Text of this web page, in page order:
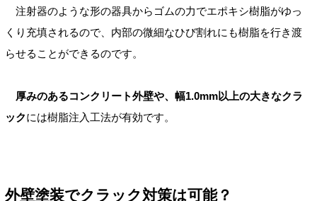
注射器のような形の器具からゴムの力でエポキシ樹脂がゆっ
くり充填されるので、内部の微細なひび割れにも樹脂を行き渡
らせることができるのです。
厚みのあるコンクリート外壁や、幅1.0mm以上の大きなクラ
ックには樹脂注入工法が有効です。
外壁塗装でクラック対策は可能？